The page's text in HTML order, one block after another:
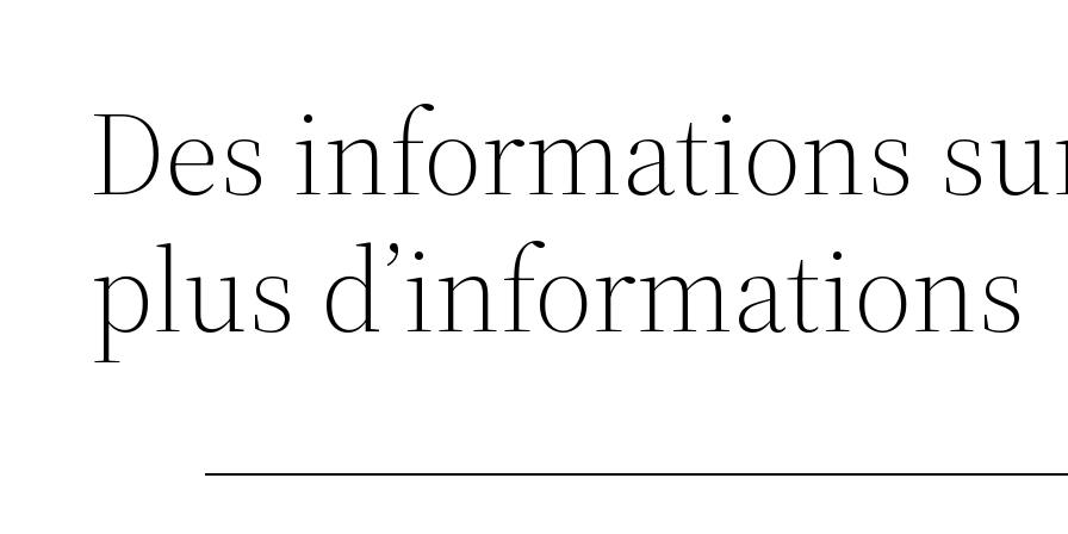
Des informations
plus d’informations